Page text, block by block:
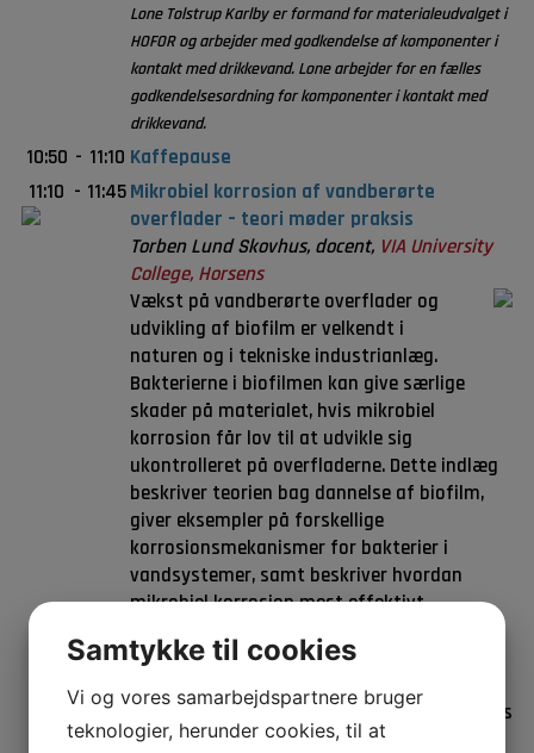
Lone Tolstrup Karlby er formand for materialeudvalget i
HOFOR og arbejder med godkendelse af komponenter i
kontakt med drikkevand. Lone arbejder for en fælles
godkendelsesordning for komponenter i kontakt med
drikkevand.
10:50 - 11:10 Kaffepause
11:10 - 11:45Mikrobiel korrosion af vandberørte
overflader – teori møder praksis
Torben Lund Skovhus, docent, VIA University
College, Horsens
Vækst på vandberørte overflader og
udvikling af biofilm er velkendt i
naturen og i tekniske industrianlæg.
Bakterierne i biofilmen kan give særlige
skader på materialet, hvis mikrobiel
korrosion får lov til at udvikle sig
ukontrolleret på overfladerne. Dette indlæg
beskriver teorien bag dannelse af biofilm,
giver eksempler på forskellige
korrosionsmekanismer for bakterier i
vandsystemer, samt beskriver hvordan
mikrobiel korrosion mest effektivt
eksempler fra et nyetableret sprinkleranlæg
på et hospital og forskellige offshore
produktionsanlæg i Nordsøen. Afslutningsvis
præsenteres en ny tilgang til fejlanalyser
Samtykke til cookies
Vi og vores samarbejdspartnere bruger
teknologier, herunder cookies, til at